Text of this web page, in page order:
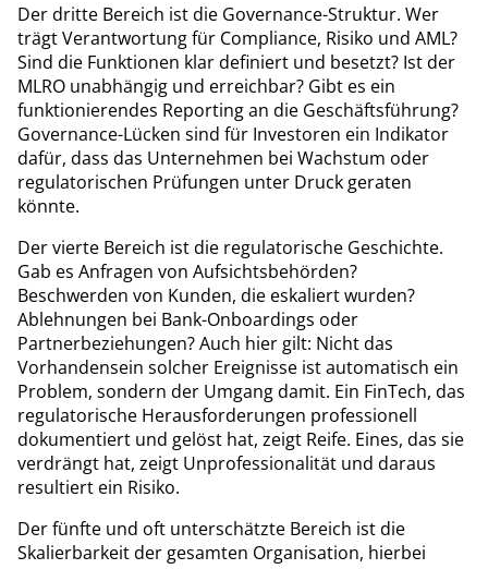
Der dritte Bereich ist die Governance-Struktur. Wer
trägt Verantwortung für Compliance, Risiko und AML?
Sind die Funktionen klar definiert und besetzt? Ist der
MLRO unabhängig und erreichbar? Gibt es ein
funktionierendes Reporting an die Geschäftsführung?
Governance-Lücken sind für Investoren ein Indikator
dafür, dass das Unternehmen bei Wachstum oder
regulatorischen Prüfungen unter Druck geraten
könnte.
Der vierte Bereich ist die regulatorische Geschichte.
Gab es Anfragen von Aufsichtsbehörden?
Beschwerden von Kunden, die eskaliert wurden?
Ablehnungen bei Bank-Onboardings oder
Partnerbeziehungen? Auch hier gilt: Nicht das
Vorhandensein solcher Ereignisse ist automatisch ein
Problem, sondern der Umgang damit. Ein FinTech, das
regulatorische Herausforderungen professionell
dokumentiert und gelöst hat, zeigt Reife. Eines, das sie
verdrängt hat, zeigt Unprofessionalität und daraus
resultiert ein Risiko.
Der fünfte und oft unterschätzte Bereich ist die
Skalierbarkeit der gesamten Organisation, hierbei